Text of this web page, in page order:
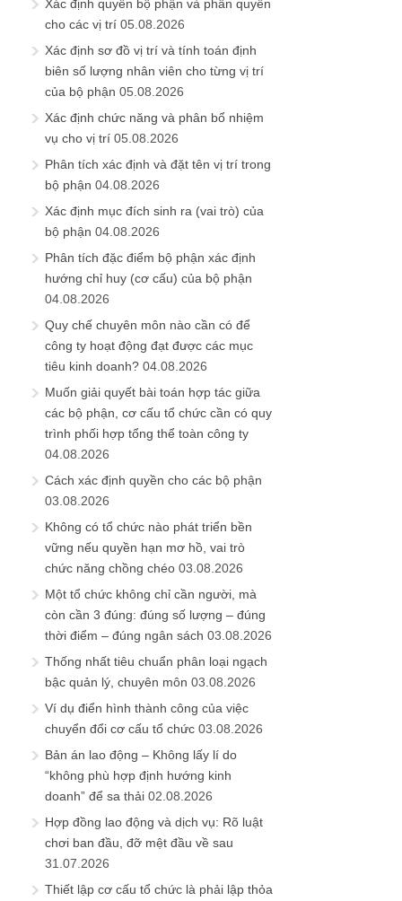
Xác định quyền bộ phận và phân quyền
cho các vị trí 05.08.2026
Xác định sơ đồ vị trí và tính toán định
biên số lượng nhân viên cho từng vị trí
của bộ phận 05.08.2026
Xác định chức năng và phân bổ nhiệm
vụ cho vị trí 05.08.2026
Phân tích xác định và đặt tên vị trí trong
bộ phận 04.08.2026
Xác định mục đích sinh ra (vai trò) của
bộ phận 04.08.2026
Phân tích đặc điểm bộ phận xác định
hướng chỉ huy (cơ cấu) của bộ phận
04.08.2026
Quy chế chuyên môn nào cần có để
công ty hoạt động đạt được các mục
tiêu kinh doanh? 04.08.2026
Muốn giải quyết bài toán hợp tác giữa
các bộ phận, cơ cấu tổ chức cần có quy
trình phối hợp tổng thể toàn công ty
04.08.2026
Cách xác định quyền cho các bộ phận
03.08.2026
Không có tổ chức nào phát triển bền
vững nếu quyền hạn mơ hồ, vai trò
chức năng chồng chéo 03.08.2026
Một tổ chức không chỉ cần người, mà
còn cần 3 đúng: đúng số lượng – đúng
thời điểm – đúng ngân sách 03.08.2026
Thống nhất tiêu chuẩn phân loại ngạch
bậc quản lý, chuyên môn 03.08.2026
Ví dụ điển hình thành công của việc
chuyển đổi cơ cấu tổ chức 03.08.2026
Bản án lao động – Không lấy lí do
“không phù hợp định hướng kinh
doanh” để sa thải 02.08.2026
Hợp đồng lao động và dịch vụ: Rõ luật
chơi ban đầu, đỡ mệt đầu về sau
31.07.2026
Thiết lập cơ cấu tổ chức là phải lập thỏa